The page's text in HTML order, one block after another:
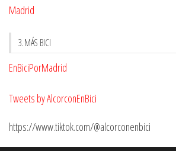
Madrid
3. MÁS BICI
EnBiciPorMadrid
Tweets by AlcorconEnBici
https://www.tiktok.com/@alcorconenbici